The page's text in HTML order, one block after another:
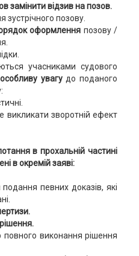
замінити відзив на позов.
зустрічного позову.
оформлення позову /
учасниками судового
увагудо поданого
викликати зворотній ефект
в прохальній частині
в окремій заяві:
певних доказів, які
виконання рішення